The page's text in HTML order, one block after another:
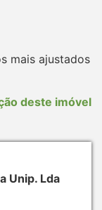
mais ajustados
deste imóvel
Unip. Lda